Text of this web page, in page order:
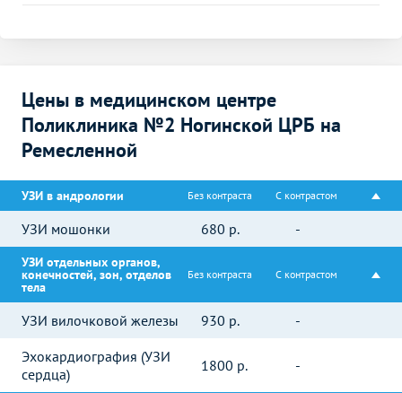
Цены в медицинском центре
Поликлиника №2 Ногинской ЦРБ на
Ремесленной
УЗИ в андрологии Без контраста С контрастом
УЗИ мошонки 680 р. -
УЗИ отдельных органов,
конечностей, зон, отделов
тела
Без контраста С контрастом
УЗИ вилочковой железы 930 р.
-
Эхокардиография (УЗИ
сердца)
1800 р. -